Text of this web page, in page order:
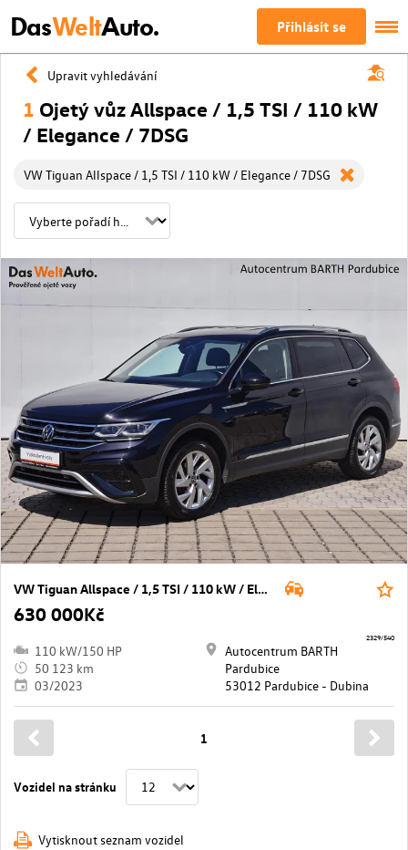
DasWeltAuto. Přihlásit se
Upravit vyhledávání
1 Ojetý vůz Allspace / 1,5 TSI / 110 kW
/ Elegance / 7DSG
VW Tiguan Allspace / 1,5 TSI / 110 kW / Elegance / 7DSG
VW Tiguan Allspace / 1,5 TSI / 110 kW / Elegance / 7DSG
630 000Kč
110 kW/150 HP
50 123 km
03/2023
Autocentrum BARTH
Pardubice
53012 Pardubice - Dubina
2329/540
Vozidel na stránku
1
Vytisknout seznam vozidel